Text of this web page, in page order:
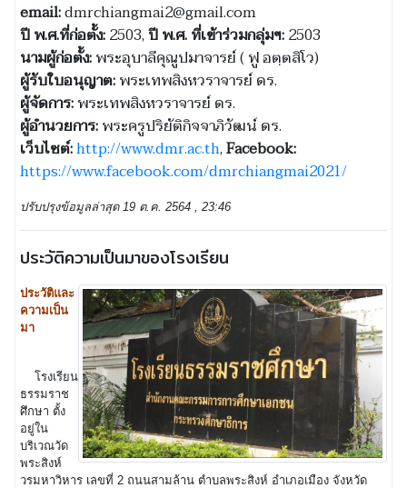
email:dmrchiangmai2@gmail.com
ปี พ.ศ.ที่ก่อตั้ง:2503,ปี พ.ศ. ที่เข้าร่วมกลุ่มฯ:2503
นามผู้ก่อตั้ง:พระอุบาลีคุณูปมาจารย์ ( ฟู อตฺตสิโว)
ผู้รับใบอนุญาต:พระเทพสิงหวราจารย์ ดร.
ผู้จัดการ:พระเทพสิงหวราจารย์ ดร.
ผู้อำนวยการ:พระครูปริยัติกิจจาภิวัฒน์ ดร.
เว็บไซต์:http://www.dmr.ac.th,Facebook:
https://www.facebook.com/dmrchiangmai2021/
ปรับปรุงข้อมูลล่าสุด 19 ต.ค. 2564 , 23:46
ประวัติความเป็นมาของโรงเรียน
ประวัติและ
ความเป็น
มา
โรงเรียน
ธรรมราช
ศึกษา ตั้ง
อยู่ใน
บริเวณวัด
พระสิงห์
วรมหาวิหาร เลขที่ 2 ถนนสามล้าน ตำบลพระสิงห์ อำเภอเมือง จังหวัด